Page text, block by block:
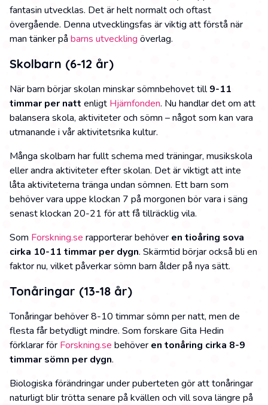
fantasin utvecklas. Det är helt normalt och oftast
övergående. Denna utvecklingsfas är viktig att förstå när
man tänker på barns utveckling överlag.
Skolbarn (6-12 år)
När barn börjar skolan minskar sömnbehovet till9-11
timmar per natt enligt Hjärnfonden. Nu handlar det om att
balansera skola, aktiviteter och sömn – något som kan vara
utmanande i vår aktivitetsrika kultur.
Många skolbarn har fullt schema med träningar, musikskola
eller andra aktiviteter efter skolan. Det är viktigt att inte
låta aktiviteterna tränga undan sömnen. Ett barn som
behöver vara uppe klockan 7 på morgonen bör vara i säng
senast klockan 20-21 för att få tillräcklig vila.
Som Forskning.se rapporterar behöver en tioåring sova
cirka 10-11 timmar per dygn. Skärmtid börjar också bli en
faktor nu, vilket påverkar sömn barn ålder på nya sätt.
Tonåringar (13-18 år)
Tonåringar behöver 8-10 timmar sömn per natt, men de
flesta får betydligt mindre. Som forskare Gita Hedin
förklarar för Forskning.se behöver en tonåring cirka 8-9
timmar sömn per dygn.
Biologiska förändringar under puberteten gör att tonåringar
naturligt blir trötta senare på kvällen och vill sova längre på